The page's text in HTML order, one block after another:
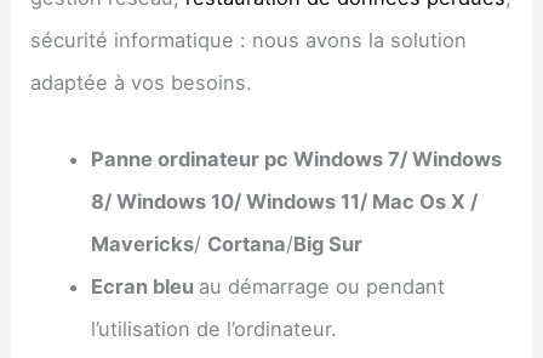
sécurité informatique : nous avons la solution
adaptée à vos besoins.
Panne ordinateur pc Windows 7/ Windows
8/ Windows 10/ Windows 11/ Mac Os X /
Mavericks/ Cortana/Big Sur
Ecran bleu au démarrage ou pendant
l’utilisation de l’ordinateur.